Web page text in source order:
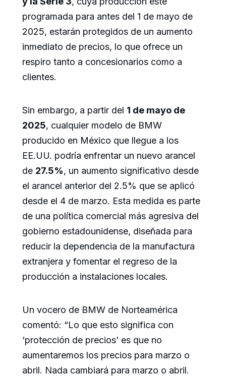
programada para antes del 1 de mayo de
2025, estarán protegidos de un aumento
inmediato de precios, lo que ofrece un
respiro tanto a concesionarios como a
clientes.
Sin embargo, a partir del 1 de mayo de
2025, cualquier modelo de BMW
producido en México que llegue a los
EE.UU. podría enfrentar un nuevo arancel
de 27.5%, un aumento significativo desde
el arancel anterior del 2.5% que se aplicó
desde el 4 de marzo. Esta medida es parte
de una política comercial más agresiva del
gobierno estadounidense, diseñada para
reducir la dependencia de la manufactura
extranjera y fomentar el regreso de la
producción a instalaciones locales.
Un vocero de BMW de Norteamérica
comentó: “Lo que esto significa con
‘protección de precios’ es que no
aumentaremos los precios para marzo o
abril. Nada cambiará para marzo o abril.